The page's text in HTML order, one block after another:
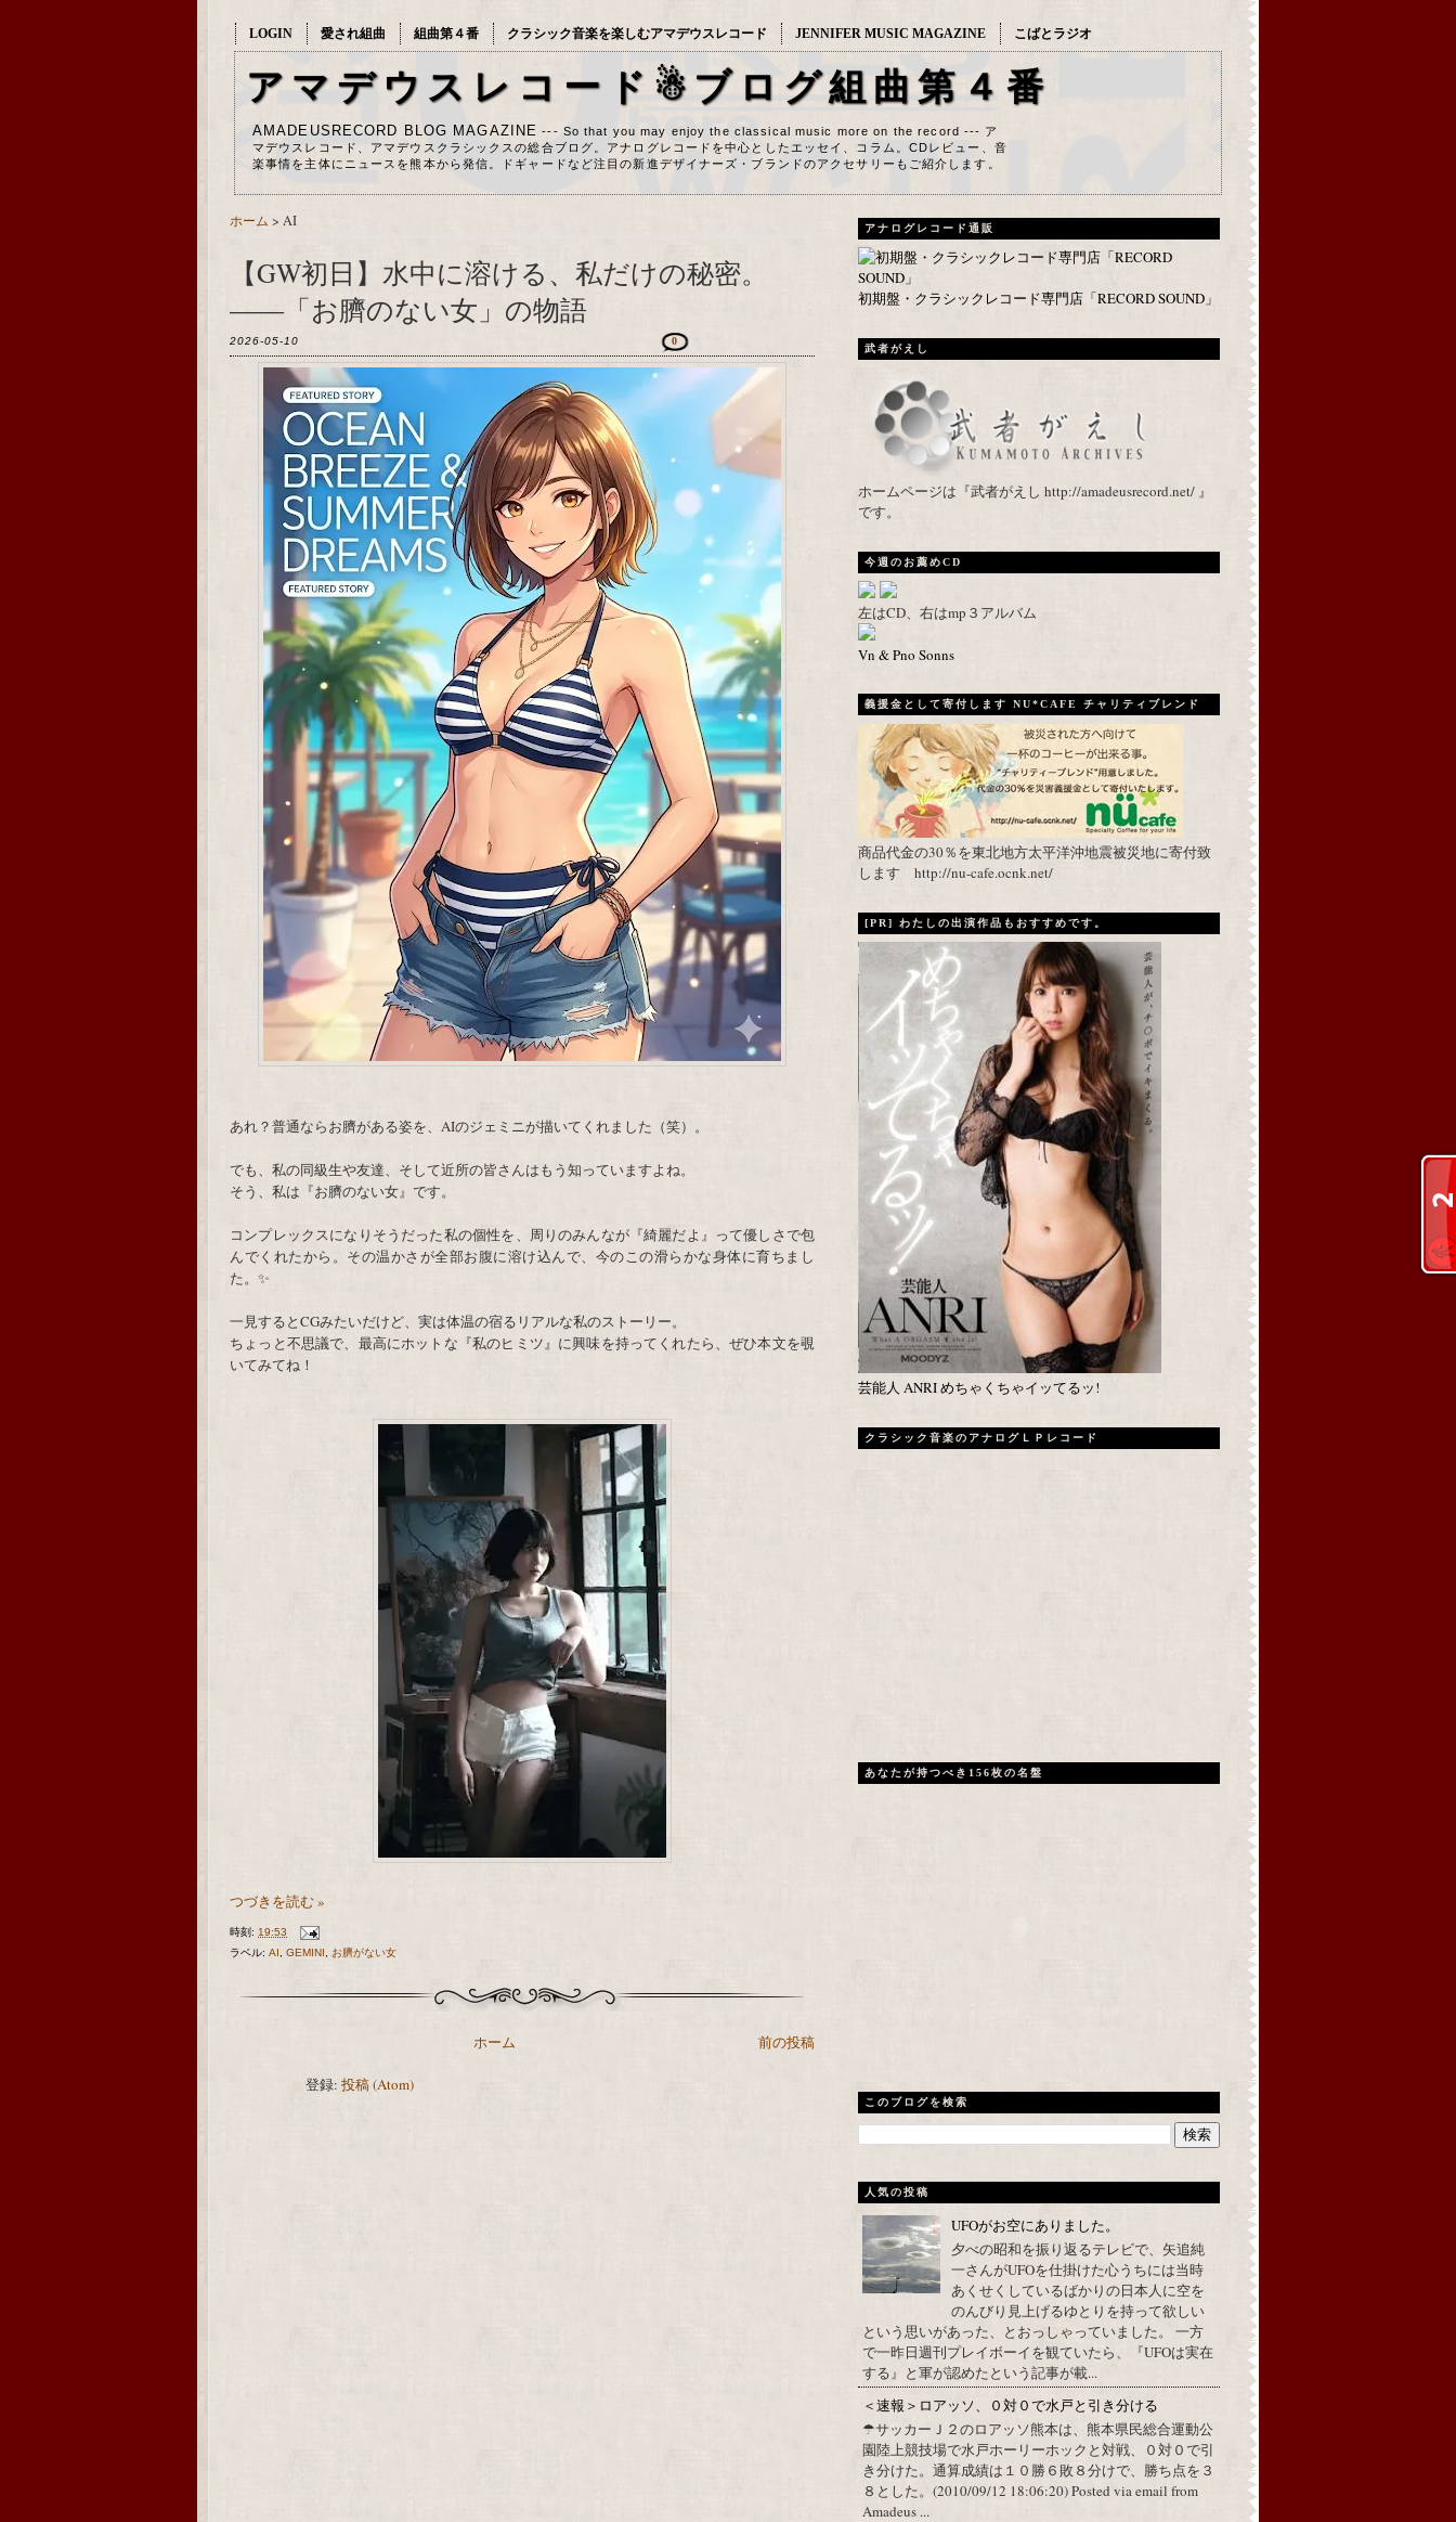
LOGIN 愛され組曲 組曲第４番 クラシック音楽を楽しむアマデウスレコード JENNIFER MUSIC MAGAZINE こばとラジオ
アマデウスレコード☃ブログ組曲第４番
AMADEUSRECORD BLOG MAGAZINE --- So that you may enjoy the classical music more on the record --- ア
マデウスレコード、アマデウスクラシックスの総合ブログ。アナログレコードを中心としたエッセイ、コラム。CDレビュー、音
楽事情を主体にニュースを熊本から発信。ドギャードなど注目の新進デザイナーズ・ブランドのアクセサリーもご紹介します。
ホーム > AI
【GW初日】水中に溶ける、私だけの秘密。
――「お臍のない女」の物語
2026-05-10 0
あれ？普通ならお臍がある姿を、AIのジェミニが描いてくれました（笑）。
でも、私の同級生や友達、そして近所の皆さんはもう知っていますよね。
そう、私は『お臍のない女』です。
コンプレックスになりそうだった私の個性を、周りのみんなが『綺麗だよ』って優しさで包
んでくれたから。その温かさが全部お腹に溶け込んで、今のこの滑らかな身体に育ちまし
た。✨
一見するとCGみたいだけど、実は体温の宿るリアルな私のストーリー。
ちょっと不思議で、最高にホットな『私のヒミツ』に興味を持ってくれたら、ぜひ本文を覗
いてみてね！
つづきを読む »
時刻: 19:53
ラベル: AI, GEMINI, お臍がない女
前の投稿
ホーム
登録: 投稿 (Atom)
アナログレコード通販
初期盤・クラシックレコード専門店「RECORD SOUND」
武者がえし
ホームページは『武者がえし http://amadeusrecord.net/ 』
です。
今週のお薦めCD
左はCD、右はmp３アルバム
Vn & Pno Sonns
義援金として寄付します NU*CAFE チャリティブレンド
商品代金の30％を東北地方太平洋沖地震被災地に寄付致
します http://nu-cafe.ocnk.net/
[PR] わたしの出演作品もおすすめです。
芸能人 ANRI めちゃくちゃイッてるッ!
クラシック音楽のアナログＬＰレコード
あなたが持つべき156枚の名盤
このブログを検索
人気の投稿
UFOがお空にありました。
夕べの昭和を振り返るテレビで、矢追純
一さんがUFOを仕掛けた心うちには当時
あくせくしているばかりの日本人に空を
のんびり見上げるゆとりを持って欲しい
という思いがあった、とおっしゃっていました。 一方
で一昨日週刊プレイボーイを観ていたら、『UFOは実在
する』と軍が認めたという記事が載...
＜速報＞ロアッソ、０対０で水戸と引き分ける
☂サッカーＪ２のロアッソ熊本は、熊本県民総合運動公
園陸上競技場で水戸ホーリーホックと対戦、０対０で引
き分けた。通算成績は１０勝６敗８分けで、勝ち点を３
８とした。(2010/09/12 18:06:20) Posted via email from
Amadeus ...